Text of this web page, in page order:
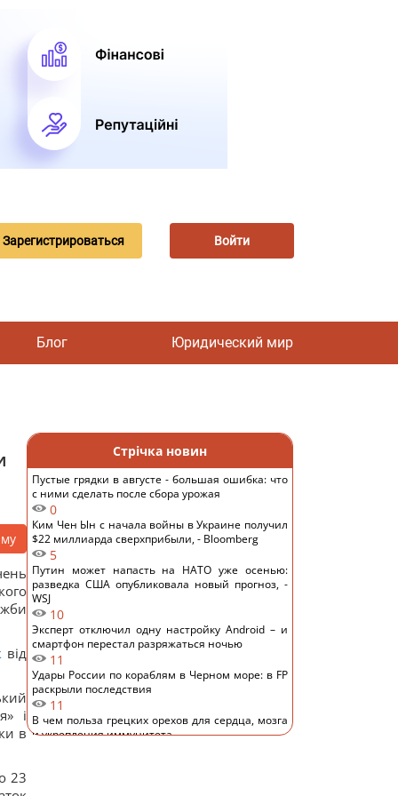
Зарегистрироваться Войти
Блог Юридический мир
від
і
в
23
Стрічка новин
Пустые грядки в августе - большая ошибка: что
с ними сделать после сбора урожая
0
Ким Чен Ын с начала войны в Украине получил
$22 миллиарда сверхприбыли, - Bloomberg
5
Путин может напасть на НАТО уже осенью:
разведка США опубликовала новый прогноз, -
WSJ
10
Эксперт отключил одну настройку Android – и
смартфон перестал разряжаться ночью
11
Удары России по кораблям в Черном море: в FP
раскрыли последствия
11
В чем польза грецких орехов для сердца, мозга
и укрепления иммунитета